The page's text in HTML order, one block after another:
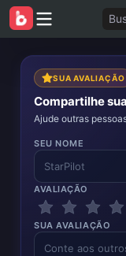
SUA AVALIAÇÃO
Compartilhe
Ajude outras
SEU NOME
AVALIAÇÃO
SUA AVALIAÇÃO